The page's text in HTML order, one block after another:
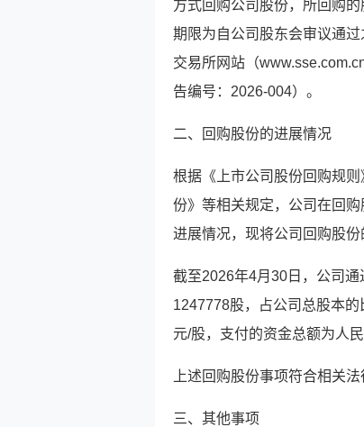
方式回购公司股份，所回购
期限为自公司股东会审议通
交易所网站（
告编号：2026-004）。
二、回购股份的进展情况
根据《上市公司股份回购规
份》等相关规定，公司在回
进展情况，现将公司回购股份
截至2026年4月30日，公司
1247778股，占公司总股本
元/股，支付的资金总额为人
上述回购股份事项符合相关
三、其他事项